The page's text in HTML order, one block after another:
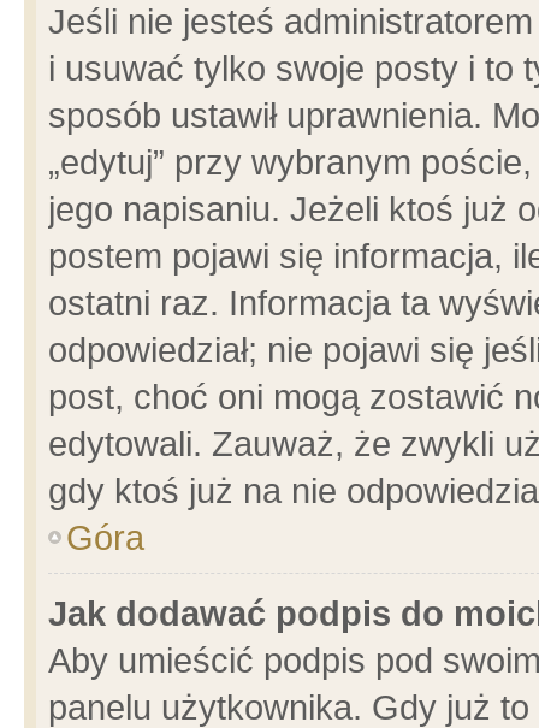
Jeśli nie jesteś
i usuwać tylko swoje posty i to
sposób ustawił uprawnienia.
„edytuj” przy wybranym
jego napisaniu. Jeżeli ktoś już
postem pojawi się informacja,
ostatni raz. Informacja ta
odpowiedział; nie pojawi się
post, choć oni mogą zostawić
edytowali. Zauważ, że zwykli
gdy ktoś już na nie
Góra
Jak dodawać podpis do
Aby umieścić podpis pod
panelu użytkownika. Gdy już